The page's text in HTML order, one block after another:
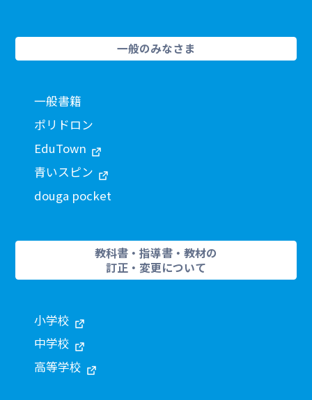
一般のみなさま
一般書籍
ポリドロン
EduTown
青いスピン
douga pocket
教科書・指導書・教材の
訂正・変更について
小学校
中学校
高等学校